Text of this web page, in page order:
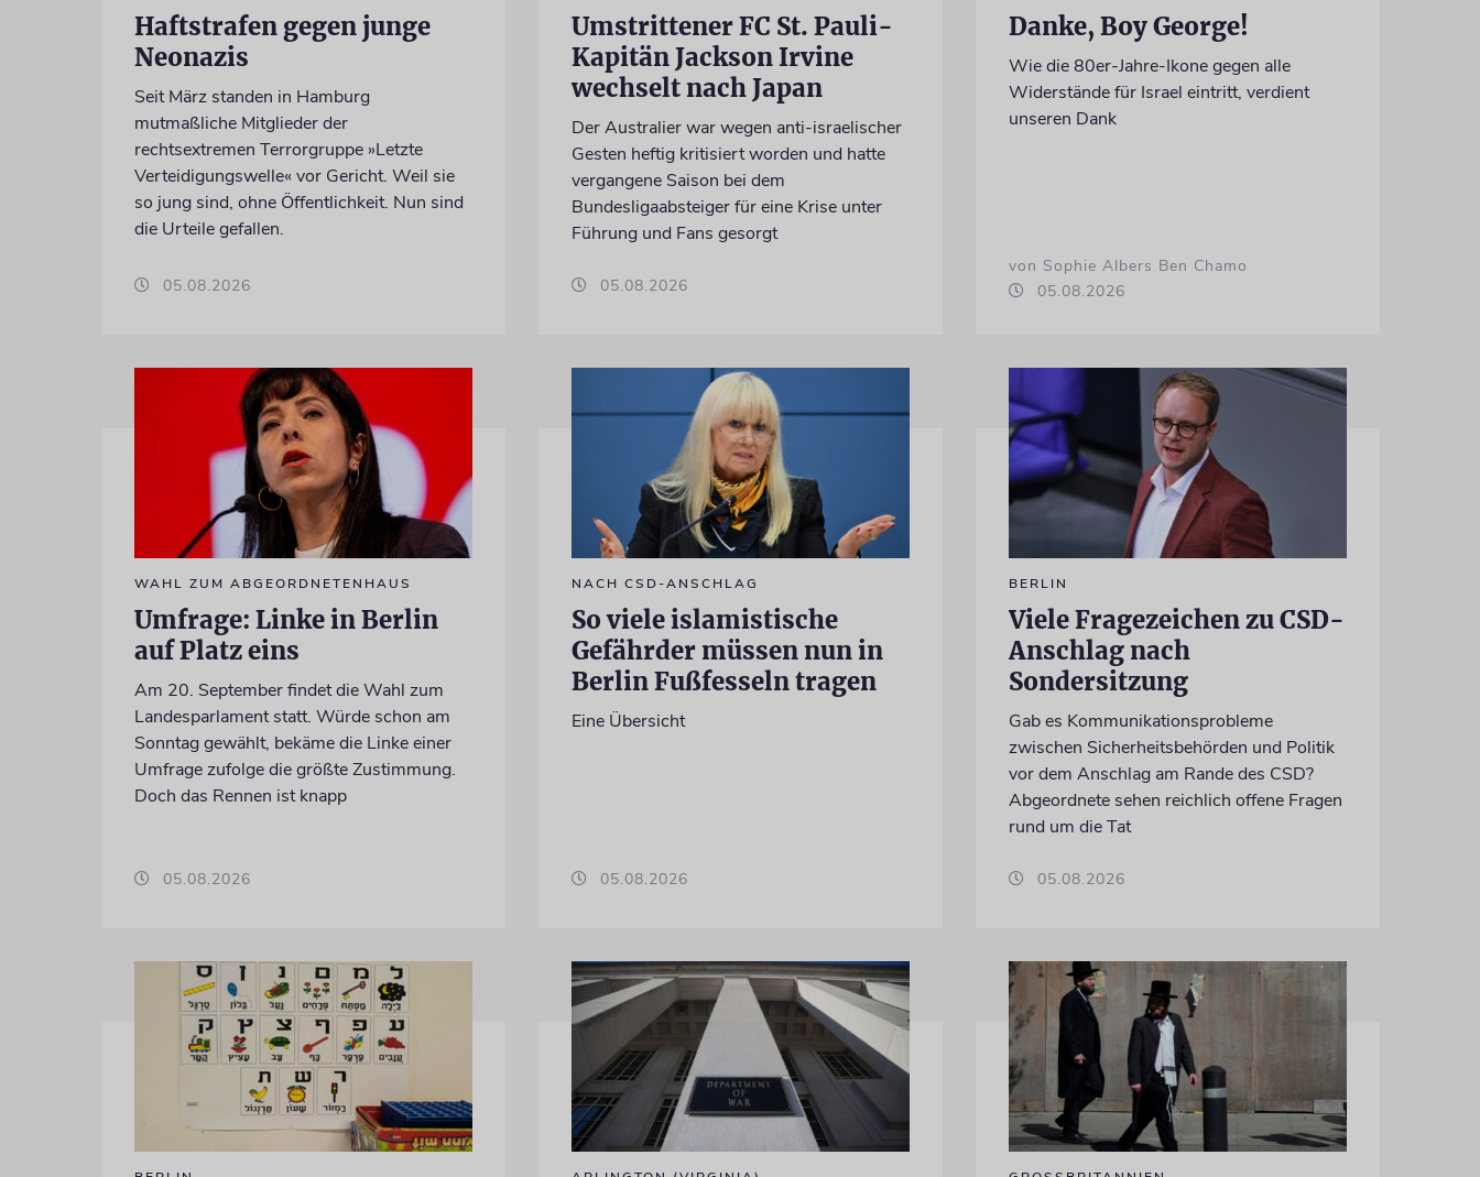
Haftstrafen gegen junge
Neonazis
Seit März standen in Hamburg
mutmaßliche Mitglieder der
rechtsextremen Terrorgruppe »Letzte
Verteidigungswelle« vor Gericht. Weil sie
so jung sind, ohne Öffentlichkeit. Nun sind
die Urteile gefallen.
05.08.2026
Umstrittener FC St. Pauli-
Kapitän Jackson Irvine
wechselt nach Japan
Der Australier war wegen anti-israelischer
Gesten heftig kritisiert worden und hatte
vergangene Saison bei dem
Bundesligaabsteiger für eine Krise unter
Führung und Fans gesorgt
05.08.2026
Danke, Boy George!
Wie die 80er-Jahre-Ikone gegen alle
Widerstände für Israel eintritt, verdient
unseren Dank
von Sophie Albers Ben Chamo
05.08.2026
WAHL ZUM ABGEORDNETENHAUS
Umfrage: Linke in Berlin
auf Platz eins
Am 20. September findet die Wahl zum
Landesparlament statt. Würde schon am
Sonntag gewählt, bekäme die Linke einer
Umfrage zufolge die größte Zustimmung.
Doch das Rennen ist knapp
05.08.2026
NACH CSD-ANSCHLAG
So viele islamistische
Gefährder müssen nun in
Berlin Fußfesseln tragen
Eine Übersicht
05.08.2026
BERLIN
Viele Fragezeichen zu CSD-
Anschlag nach
Sondersitzung
Gab es Kommunikationsprobleme
zwischen Sicherheitsbehörden und Politik
vor dem Anschlag am Rande des CSD?
Abgeordnete sehen reichlich offene Fragen
rund um die Tat
05.08.2026